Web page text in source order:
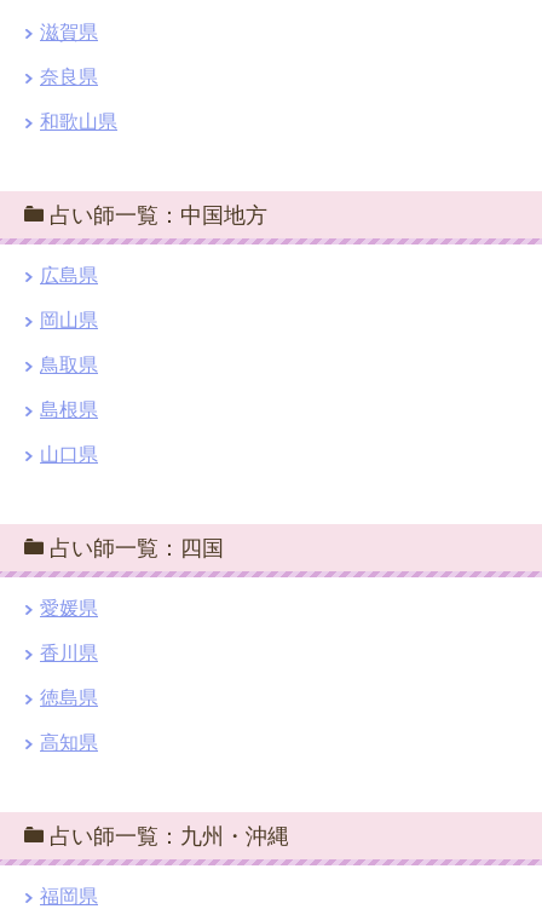
滋賀県
奈良県
和歌山県
占い師一覧：中国地方
広島県
岡山県
鳥取県
島根県
山口県
占い師一覧：四国
愛媛県
香川県
徳島県
高知県
占い師一覧：九州・沖縄
福岡県